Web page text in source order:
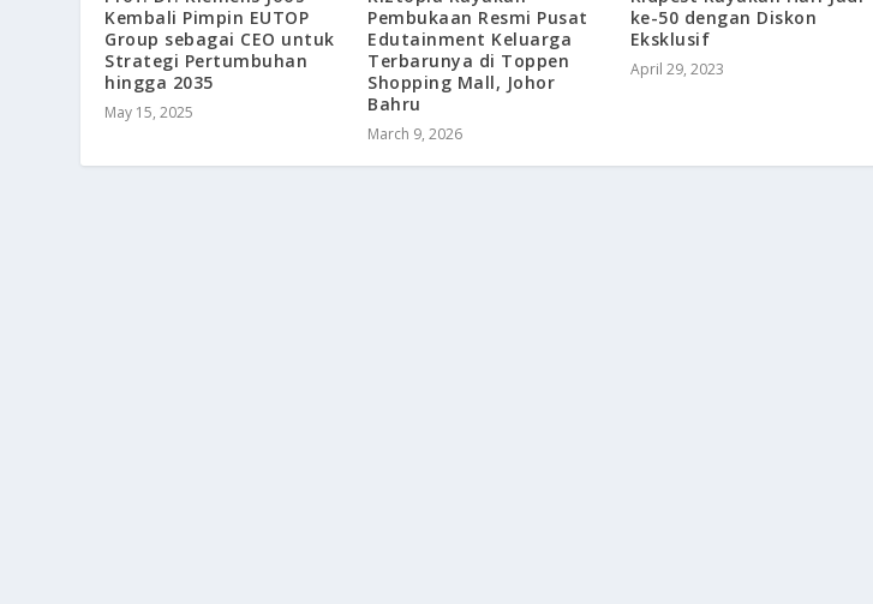
Kembali Pimpin EUTOP
Group sebagai CEO untuk
Strategi Pertumbuhan
hingga 2035
May 15, 2025
Pembukaan Resmi Pusat
Edutainment Keluarga
Terbarunya di Toppen
Shopping Mall, Johor
Bahru
March 9, 2026
ke-50 dengan Diskon
Eksklusif
April 29, 2023